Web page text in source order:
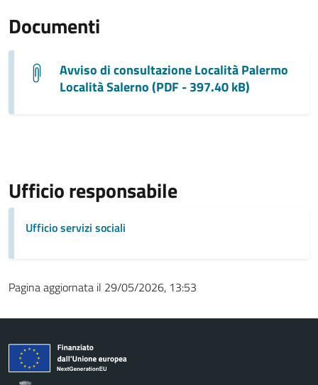
Documenti
Avviso di consultazione Località Palermo
Località Salerno (PDF - 397.40 kB)
Ufficio responsabile
Ufficio servizi sociali
Pagina aggiornata il 29/05/2026, 13:53